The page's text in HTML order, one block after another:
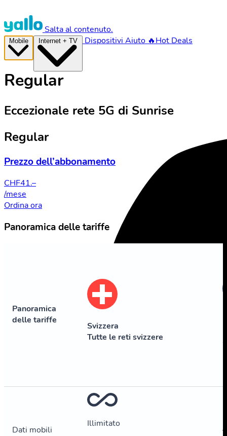
Salta al contenuto.
Dispositivi Aiuto 🔥Hot Deals
Regular
Eccezionale rete 5G di Sunrise
Regular
Prezzo dell’abbonamento
CHF41.–
/mese
Ordina ora
Panoramica delle tariffe
Panoramica
delle tariffe
Svizzera
Tutte le reti svizzere
Dati mobili
Illimitato
–